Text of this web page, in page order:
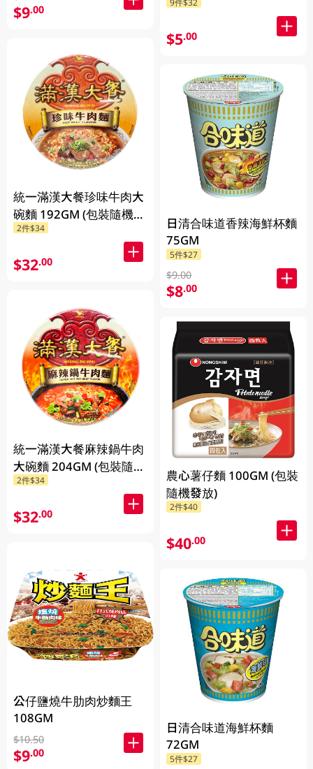
$9.00
統一滿漢大餐珍味牛肉大
碗麵 192GM (包裝隨機發
放)
2件$34
$32.00
統一滿漢大餐麻辣鍋牛肉
大碗麵 204GM (包裝隨機
發放)
2件$34
$32.00
公仔鹽燒牛肋肉炒麵王
108GM
$10.50
$9.00
$5.00
日清合味道香辣海鮮杯麵
75GM
5件$27
$9.00
$8.00
農心薯仔麵 100GM (包裝
隨機發放)
2件$40
$40.00
日清合味道海鮮杯麵
72GM
5件$27